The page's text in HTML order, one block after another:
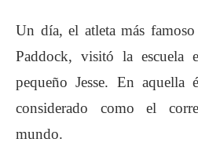
Un día, el atleta más
Paddock, visitó la escuela
pequeño Jesse. En aquella
considerado como el
mundo.